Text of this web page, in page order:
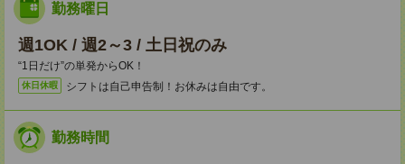
勤務曜日
週1OK / 週2～3 / 土日祝のみ
“1日だけ”の単発からOK！
休日休暇 シフトは自己申告制！お休みは自由です。
勤務時間